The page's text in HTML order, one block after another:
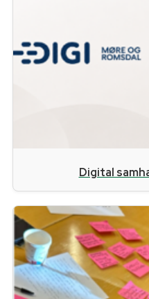
Digital